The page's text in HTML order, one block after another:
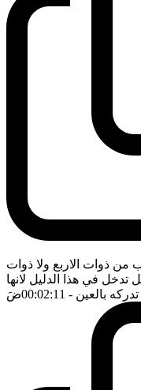
من ذوات الاربع ولا ذوات
تدخل في هذا الدليل لانها
بالعين - 00:02:11 ضَ